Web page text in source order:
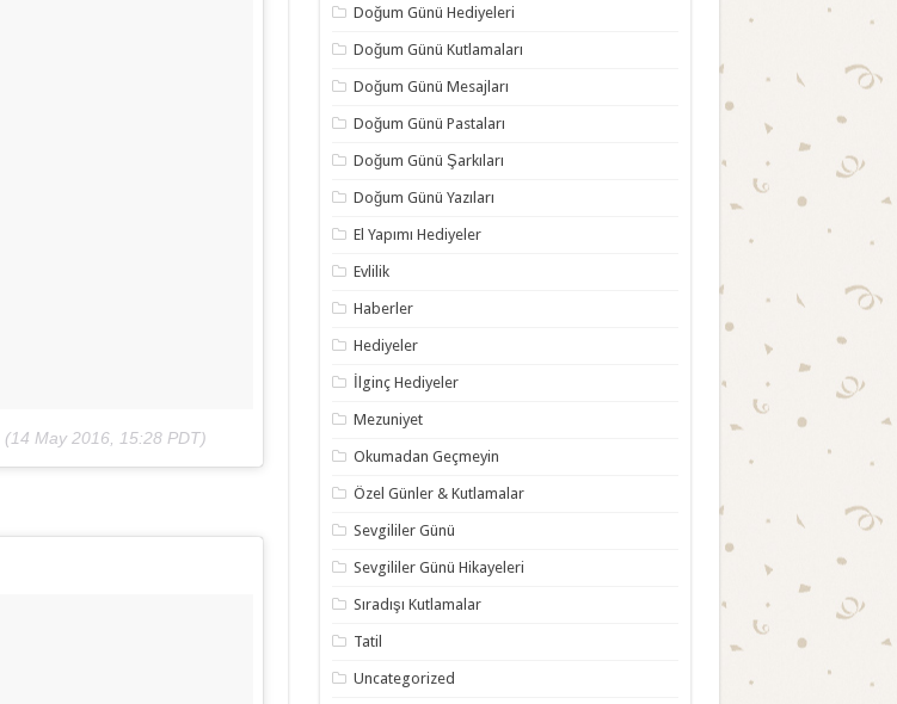
(14 May 2016, 15:28 PDT)
Doğum Günü Hediyeleri
Doğum Günü Kutlamaları
Doğum Günü Mesajları
Doğum Günü Pastaları
Doğum Günü Şarkıları
Doğum Günü Yazıları
El Yapımı Hediyeler
Evlilik
Haberler
Hediyeler
İlginç Hediyeler
Mezuniyet
Okumadan Geçmeyin
Özel Günler & Kutlamalar
Sevgililer Günü
Sevgililer Günü Hikayeleri
Sıradışı Kutlamalar
Tatil
Uncategorized